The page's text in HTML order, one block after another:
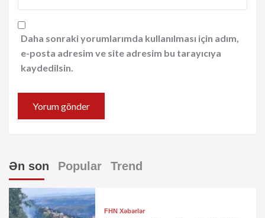
Daha sonraki yorumlarımda kullanılması için adım,
e-posta adresim ve site adresim bu tarayıcıya
kaydedilsin.
Ən son Popular Trend
FHN Xəbərlər